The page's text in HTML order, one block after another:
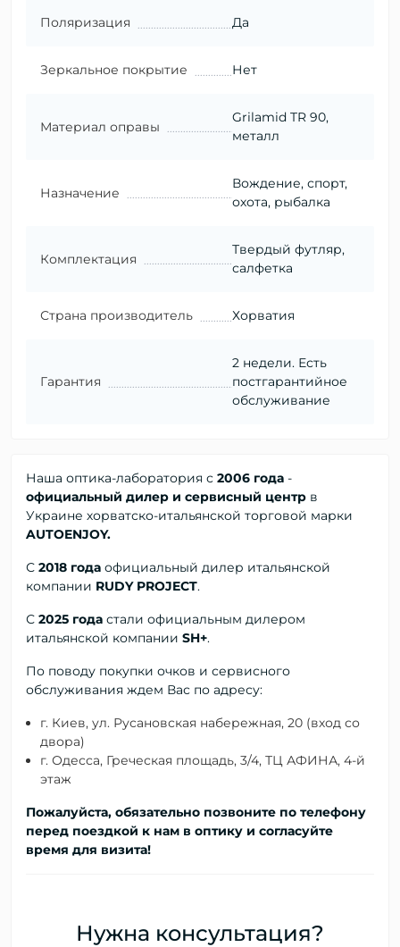
Поляризация Да
Зеркальное покрытие Нет
Материал оправы
Grilamid TR 90,
металл
Назначение
Вождение, спорт,
охота, рыбалка
Комплектация
Твердый футляр,
салфетка
Страна производитель Хорватия
Гарантия
2 недели. Есть
постгарантийное
обслуживание
Наша оптика-лаборатория с 2006 года -
официальный дилер и сервисный центр в
Украине хорватско-итальянской торговой марки
AUTOENJOY.
С 2018 года официальный дилер итальянской
компании RUDY PROJECT.
С 2025 года стали официальным дилером
итальянской компании SH+.
По поводу покупки очков и сервисного
обслуживания ждем Вас по адресу:
г. Киев, ул. Русановская набережная, 20 (вход со
двора)
г. Одесса, Греческая площадь, 3/4, ТЦ АФИНА, 4-й
этаж
Пожалуйста, обязательно позвоните по телефону
перед поездкой к нам в оптику и согласуйте
время для визита!
Нужна консультация?